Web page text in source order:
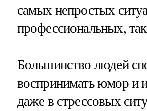
самых непростых
профессиональных,
Большинство людей
воспринимать юмор и
даже в стрессовых